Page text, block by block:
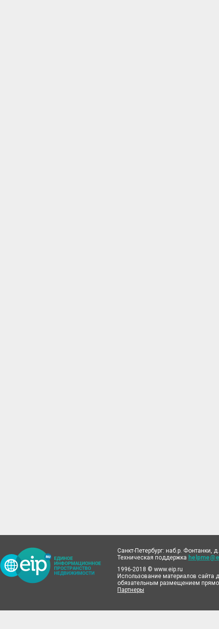
Санкт-Петербург: наб.р. Фонтанки,
Техническая поддержка
1996-2018 © www.eip.ru
Использование материалов сайта
обязательным размещением
Партнеры